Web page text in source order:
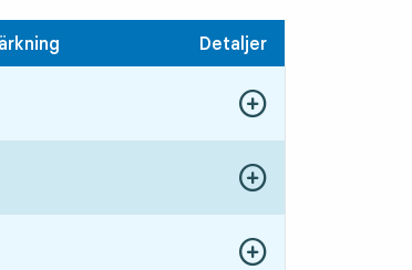
Detaljer
Visa fler detaljer
Visa fler detaljer
Visa fler detaljer